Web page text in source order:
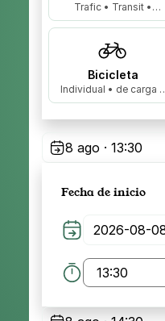
Trafic • Transit •
Master…
Bicicleta
Individual • de carga •
biplaza…
8 ago · 13:30
Fecha de inicio